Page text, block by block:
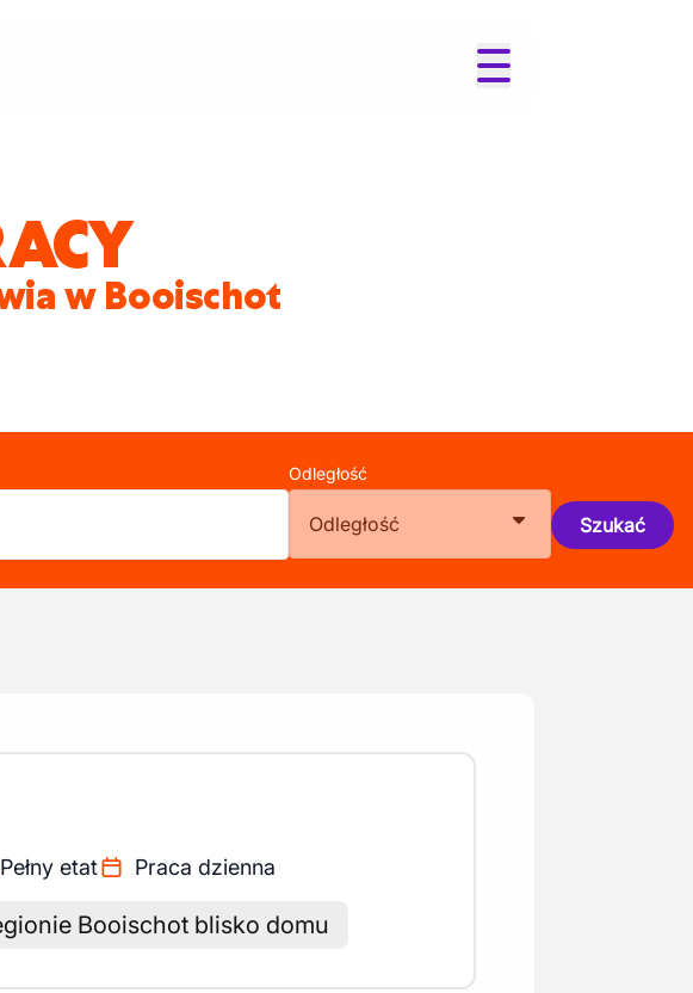
w Booischot
Odległość
Odległość Szukać
Pełny etat Praca dzienna
Booischot blisko domu